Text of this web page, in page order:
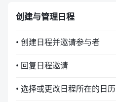
创建与管理日程
• 创建日程并邀请参与者
• 回复日程邀请
• 选择或更改日程所在的日历